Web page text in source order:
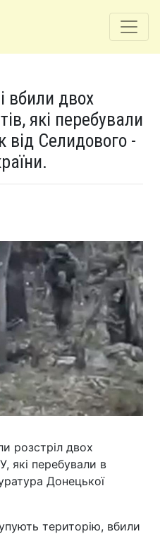
вбили двох
які перебували
від Селидового -
розстріл двох
які перебували в
Донецької
територію, вбили